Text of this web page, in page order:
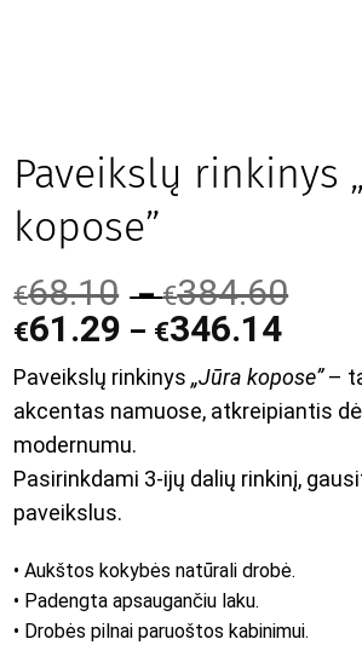
Paveikslų rinkinys
kopose”
€68.10 –€384.60
€61.29 – €346.14
Paveikslų rinkinys„Jūra kopose”–
akcentas namuose, atkreipiantis
modernumu.
Pasirinkdami 3-ijų dalių rinkinį,
paveikslus.
• Aukštos kokybės natūrali drobė.
• Padengta apsaugančiu laku.
• Drobės pilnai paruoštos kabinimui.